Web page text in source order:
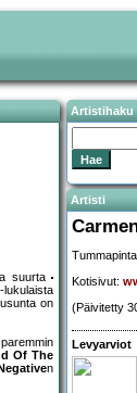
suurta
lukulaista
on
Of The
Negativen
Artistihaku
Artisti
Kotisivut:
(Päivitetty
Levyarviot